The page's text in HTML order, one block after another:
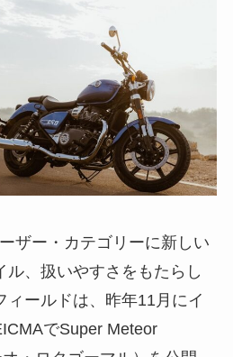
ザー・カテゴリーに新しい
ル、扱いやすさをもたらし
ィールドは、昨年11月にイ
でSuper Meteor